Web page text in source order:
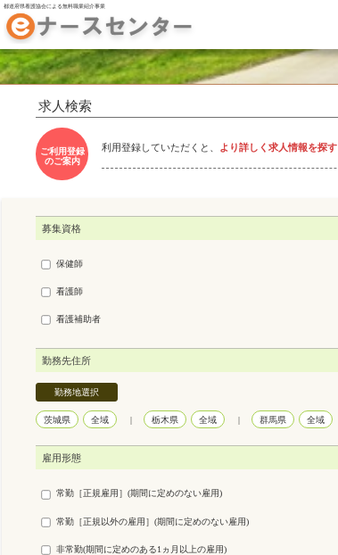
都道府県看護協会による無料職業紹介事業
求人検索
ご利用登録
のご案内
利用登録していただくと、 より詳しく求人情報を探す
募集資格
保健師
看護師
看護補助者
勤務先住所
勤務地選択
茨城県 全域 | 栃木県 全域 | 群馬県 全域
雇用形態
常勤［正規雇用］(期間に定めのない雇用)
常勤［正規以外の雇用］(期間に定めのない雇用)
非常勤(期間に定めのある1ヵ月以上の雇用)